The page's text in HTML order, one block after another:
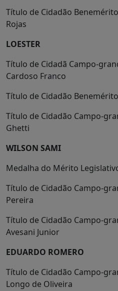
Título de Cidadão
Rojas
LOESTER
Título de Cidadã Campo-
Cardoso Franco
Título de Cidadão
Título de Cidadão Campo-
Ghetti
WILSON SAMI
Medalha do Mérito
Título de Cidadão Campo-
Pereira
Título de Cidadão Campo-
Avesani Junior
EDUARDO ROMERO
Título de Cidadão Campo-
Longo de Oliveira